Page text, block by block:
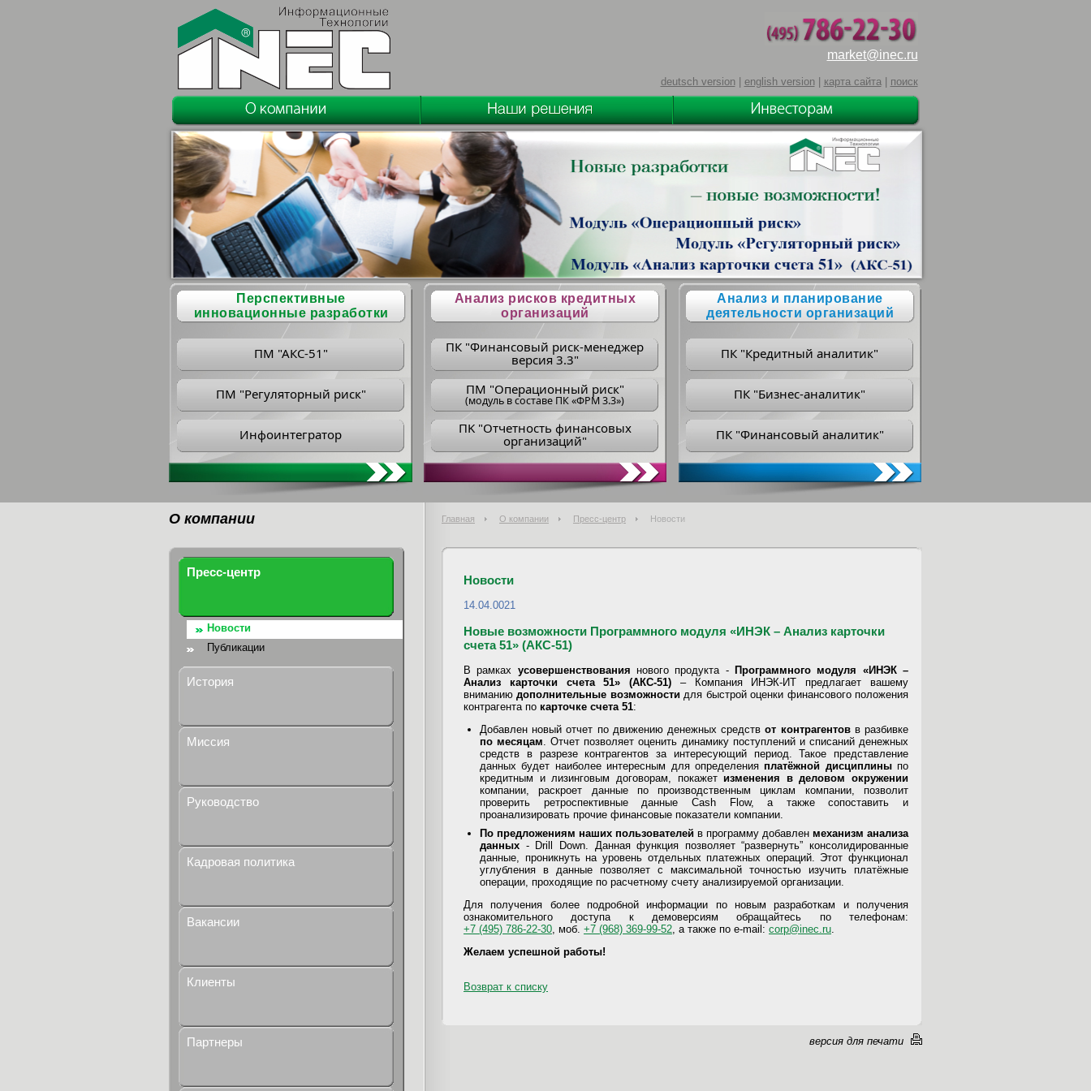
market@inec.ru
deutsch version| english version| карта сайта| поиск
Перспективные
инновационные разработки
ПМ "АКС-51"
ПМ "Регуляторный риск"
Инфоинтегратор
Анализ рисков кредитных
организаций
ПК "Финансовый риск-менеджер
версия 3.3"
ПM "Операционный риск"
(модуль в составе ПК «ФРМ 3.3»)
ПK "Отчетность финансовых
организаций"
Анализ и планирование
деятельности организаций
ПК "Кредитный аналитик"
ПК "Бизнес-аналитик"
ПК "Финансовый аналитик"
О компании Главная О компании Пресс-центр Новости
Пресс-центр
Новости
Публикации
История
Миссия
Руководство
Кадровая политика
Вакансии
Клиенты
Партнеры
Новости
14.04.0021
Новые возможности Программного модуля «ИНЭК – Анализ карточки
счета 51» (АКС-51)
В рамках усовершенствования нового продукта - Программного модуля «ИНЭК –
Анализ карточки счета 51» (АКС-51) – Компания ИНЭК-ИТ предлагает вашему
вниманиюдополнительные возможности для быстрой оценки финансового положения
контрагента по карточке счета 51:
Добавлен новый отчет по движению денежных средствот контрагентовв разбивке
по месяцам . Отчет позволяет оценить динамику поступлений и списаний денежных
средств в разрезе контрагентов за интересующий период. Такое представление
данных будет наиболее интересным для определения платёжной дисциплиныпо
кредитным и лизинговым договорам, покажет изменения в деловом окружении
компании, раскроет данные по производственным циклам компании, позволит
проверить ретроспективные данные Cash Flow, а также сопоставить и
проанализировать прочие финансовые показатели компании.
По предложениям наших пользователей в программу добавлен механизм анализа
данных - Drill Down. Данная функция позволяет “развернуть” консолидированные
данные, проникнуть на уровень отдельных платежных операций. Этот функционал
углубления в данные позволяет с максимальной точностью изучить платёжные
операции, проходящие по расчетному счету анализируемой организации.
Для получения более подробной информации по новым разработкам и получения
ознакомительного доступа к демоверсиям обращайтесь по телефонам:
+7 (495) 786-22-30 , моб. +7 (968) 369-99-52 , а также по e-mail: corp@inec.ru
Желаем успешной работы!
Возврат к списку
версия для печати